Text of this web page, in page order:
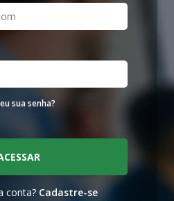
sua senha?
conta? Cadastre-se